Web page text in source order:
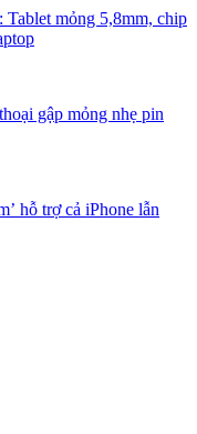
mỏng 5,8mm, chip
gập mỏng nhẹ pin
hỗ trợ cả iPhone lẫn